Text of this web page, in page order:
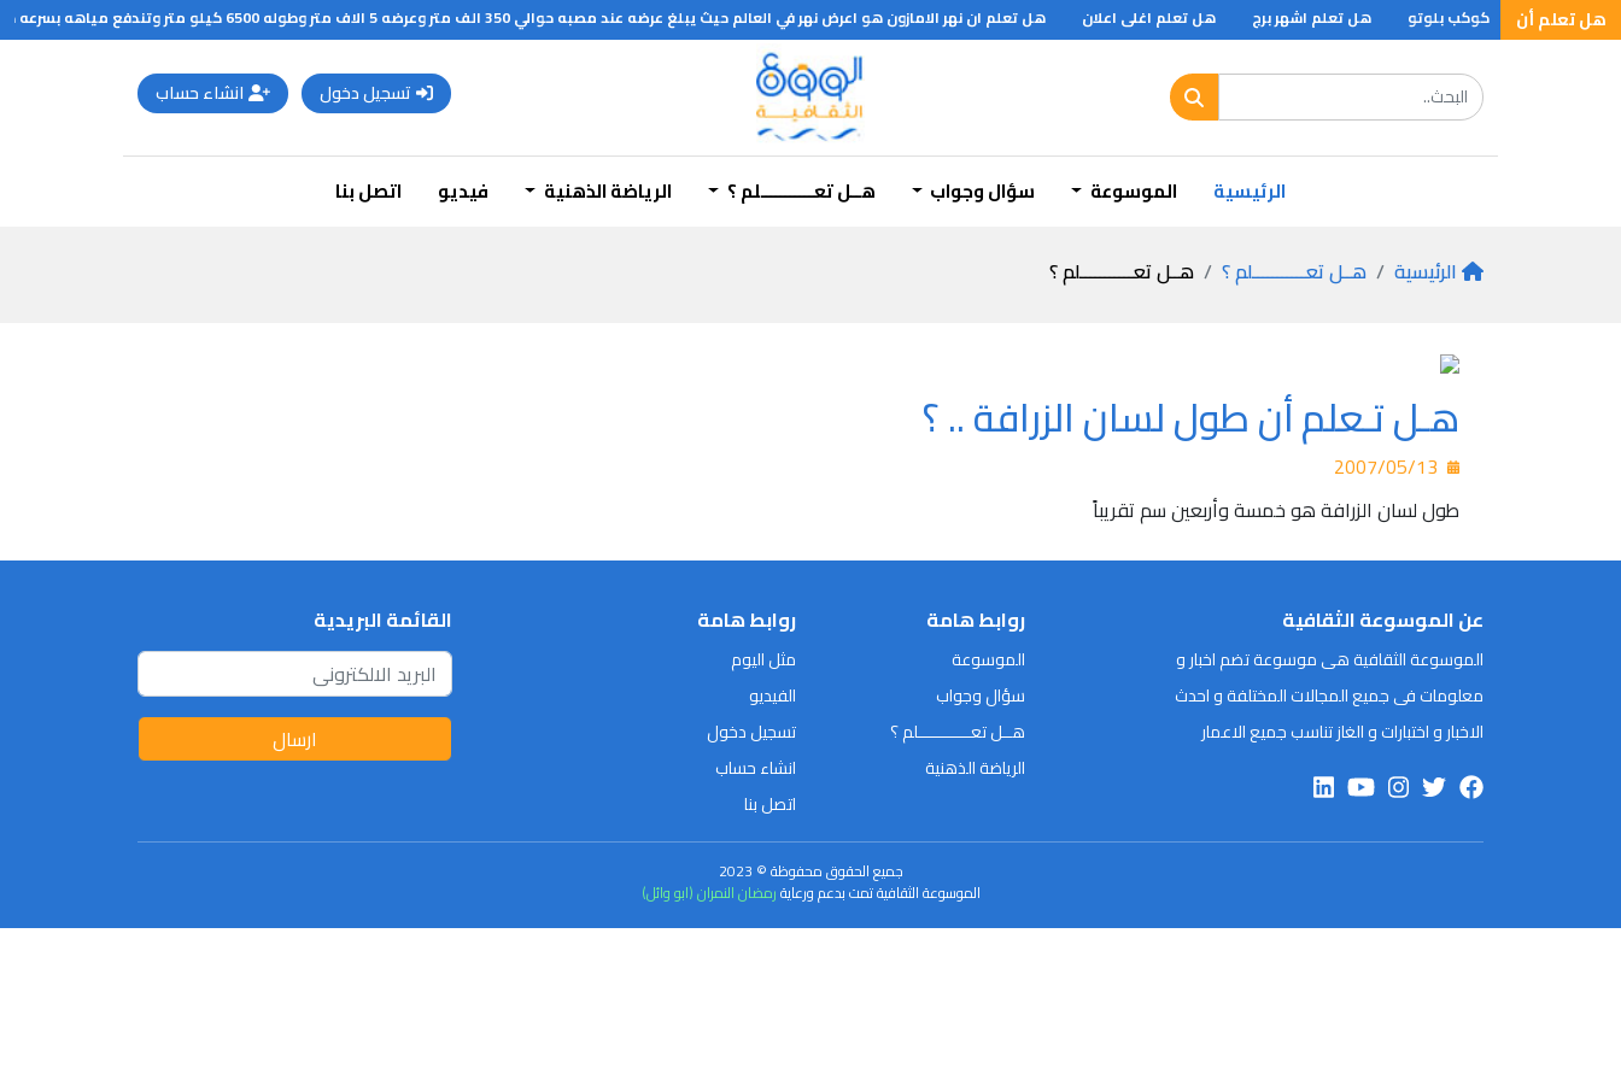
هل تعلم أن
ان ؟ . كوكب بلوتو هل تعلم اشهر برج هل تعلم اغلى اعلان
هل تعلم ان نهر الامازون هو اعرض نهر في العالم حيث يبلغ عرضه عند مصبه حوالي 350 الف متر وعرضه 5 الاف متر وطوله 6500 كيلو متر وتندفع مياهه بسرعه دون ان تختلط بمياه المحيط
تسجيل دخول انشاء حساب
الرئيسية الموسوعة سؤال وجواب هــل تعـــــــــــلم ؟ الرياضة الذهنية فيديو اتصل بنا
الرئيسية هــل تعـــــــــــلم ؟ هــل تعـــــــــــلم ؟
هـل تـعلم أن طول لسان الزرافة .. ؟
طول لسان الزرافة هو خمسة وأربعين سم تقريباً
عن الموسوعة الثقافية
الموسوعة الثقافية هى موسوعة تضم اخبار و
معلومات فى جميع المجالات المختلفة و احدث
الاخبار و اختبارات و الغاز تناسب جميع الاعمار
روابط هامة
الموسوعة
سؤال وجواب
هــل تعـــــــــــلم ؟
الرياضة الذهنية
روابط هامة
مثل اليوم
الفيديو
تسجيل دخول
انشاء حساب
اتصل بنا
القائمة البريدية
ارسال
جميع الحقوق محفوظة © 2023
الموسوعة الثقافية تمت بدعم ورعايةرمضان النمران (ابو وائل)